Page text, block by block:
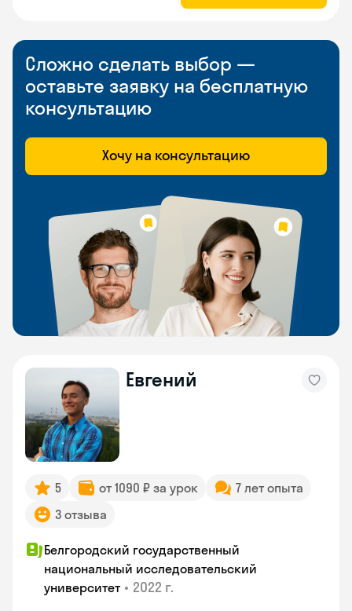
Сложно сделать выбор —
оставьте заявку на бесплатную
консультацию
Хочу на консультацию
Евгений
5 от 1090 ₽ за урок
7 лет опыта
3 отзыва
Белгородский государственный
национальный исследовательский
университет • 2022 г.